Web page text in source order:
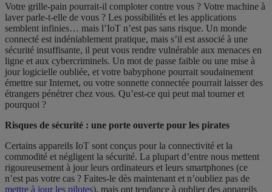
Votre grille-pain pourrait-il comploter contre vous ? Votre machine à
laver parle-t-elle de vous ? Les possibilités et les applications
semblent infinies… mais l’IoT n’est pas sans risque. Un monde
connecté est indéniablement pratique, mais s’il est associé à une
sécurité insuffisante, il peut vous rendre vulnérable aux menaces en
ligne et aux cybercriminels. Un mot de passe faible ou une mise à
jour logicielle oubliée, et votre babyphone pourrait soudainement
émettre sur Internet, ou votre sonnette connectée pourrait laisser des
étrangers pénétrer chez vous. Qu’est-ce qui peut mal tourner et
pourquoi ?
Risques de sécurité : une porte ouverte pour les pirates
Certains appareils IoT sont conçus pour la connectivité et la
commodité et négligent la sécurité. La plupart d’entre nous mettent
rigoureusement à jour leurs ordinateurs et leurs smartphones (ce
n’est pas votre cas ? Faites-le dès maintenant et n’oubliez pas de
mettre à jour les pilotes), mais ont tendance à oublier des appareils